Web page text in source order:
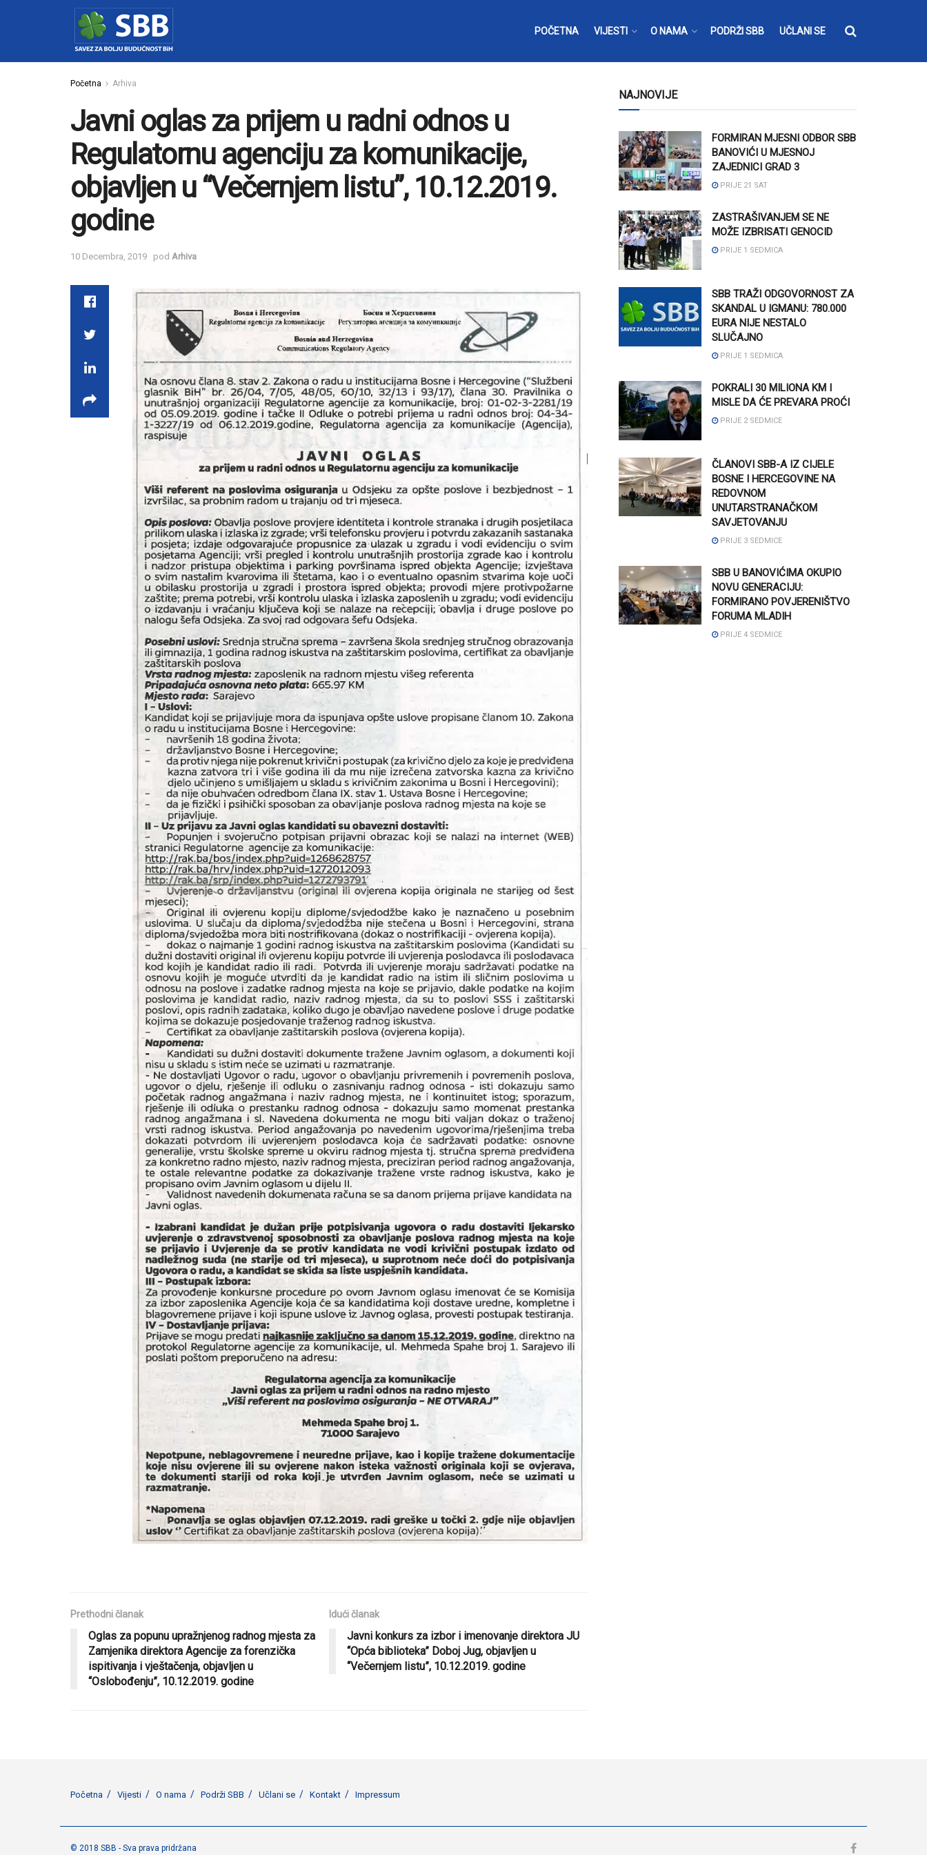
POČETNA VIJESTI O NAMA PODRŽI SBB UČLANI SE
Početna Arhiva
Javni oglas za prijem u radni odnos u
Regulatornu agenciju za komunikacije,
objavljen u “Večernjem listu”, 10.12.2019.
godine
10 Decembra, 2019 pod Arhiva
Prethodni članak
Oglas za popunu upražnjenog radnog mjesta za
Zamjenika direktora Agencije za forenzička
ispitivanja i vještačenja, objavljen u
“Oslobođenju”, 10.12.2019. godine
Idući članak
Javni konkurs za izbor i imenovanje direktora JU
“Opća biblioteka” Doboj Jug, objavljen u
“Večernjem listu”, 10.12.2019. godine
NAJNOVIJE
FORMIRAN MJESNI ODBOR SBB
BANOVIĆI U MJESNOJ
ZAJEDNICI GRAD 3
PRIJE 21 SAT
ZASTRAŠIVANJEM SE NE
MOŽE IZBRISATI GENOCID
PRIJE 1 SEDMICA
SBB TRAŽI ODGOVORNOST ZA
SKANDAL U IGMANU: 780.000
EURA NIJE NESTALO
SLUČAJNO
PRIJE 1 SEDMICA
POKRALI 30 MILIONA KM I
MISLE DA ĆE PREVARA PROĆI
PRIJE 2 SEDMICE
ČLANOVI SBB-A IZ CIJELE
BOSNE I HERCEGOVINE NA
REDOVNOM
UNUTARSTRANAČKOM
SAVJETOVANJU
PRIJE 3 SEDMICE
SBB U BANOVIĆIMA OKUPIO
NOVU GENERACIJU:
FORMIRANO POVJERENIŠTVO
FORUMA MLADIH
PRIJE 4 SEDMICE
Početna Vijesti O nama Podrži SBB Učlani se Kontakt Impressum
© 2018 SBB - Sva prava pridržana